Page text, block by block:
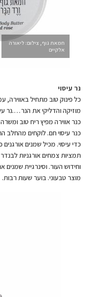
חמאת גוף, צילום: ליאורה
אלקיים
נר עיסוי
כל פינוק טוב מתחיל באווירה,
מוזיקה והדליקי את הנר….נר
כנר אווירה מפיץ ריח טוב
כנר עיסוי חם. לוקחים מהחלב
כדי עיסוי. מכיל שמנים
תמציות צמחים אורגניות לבנדר
וחידוש העור. וסינרגיית שמנים
מוצר טבעוני. בוער שעות רבות.